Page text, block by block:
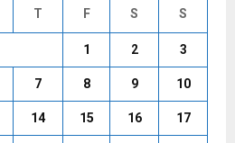
T F S S
1 2 3
7 8 9 10
14 15 16 17